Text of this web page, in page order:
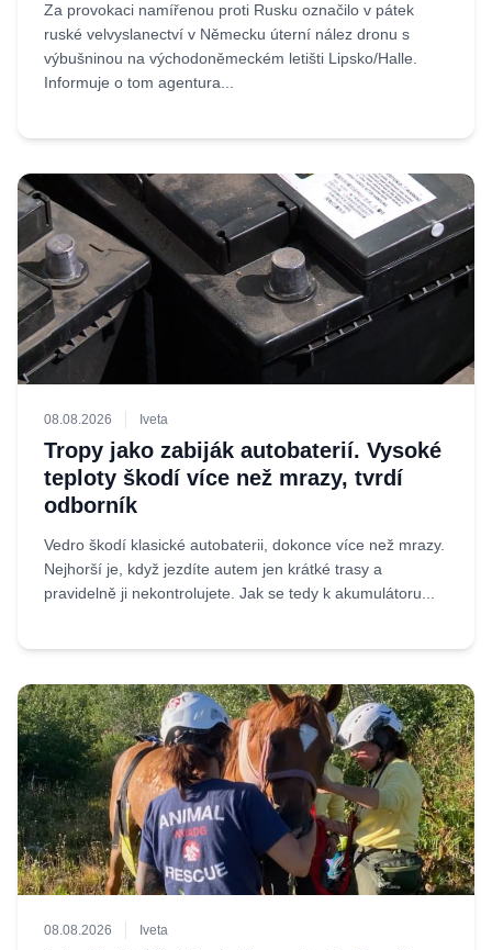
Za provokaci namířenou proti Rusku označilo v pátek
ruské velvyslanectví v Německu úterní nález dronu s
výbušninou na východoněmeckém letišti Lipsko/Halle.
Informuje o tom agentura...
08.08.2026 Iveta
Tropy jako zabiják autobaterií. Vysoké
teploty škodí více než mrazy, tvrdí
odborník
Vedro škodí klasické autobaterii, dokonce více než mrazy.
Nejhorší je, když jezdíte autem jen krátké trasy a
pravidelně ji nekontrolujete. Jak se tedy k akumulátoru...
08.08.2026 Iveta